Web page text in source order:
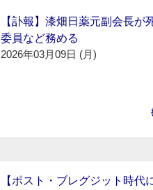
【訃報】漆畑日薬元副会長が
委員など務める
2026年03月09日 (月)
【ポスト・ブレグジット時代